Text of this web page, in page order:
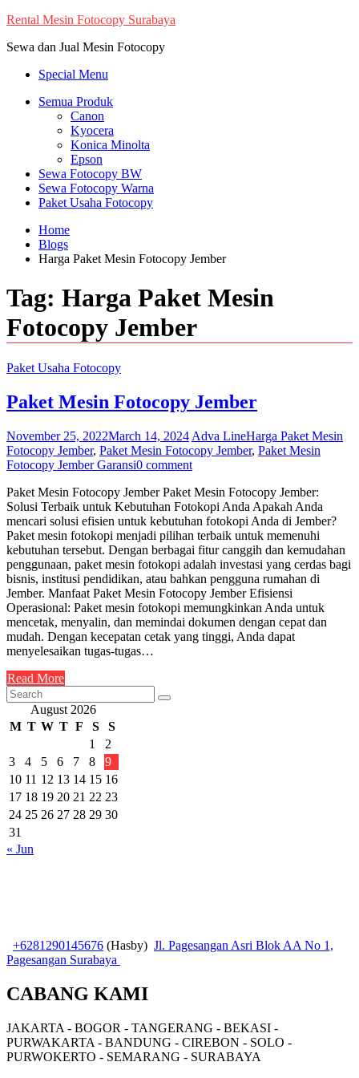
Skip
content
Rental Mesin Fotocopy Surabaya
Sewa dan Jual Mesin Fotocopy
Special Menu
Semua Produk
Canon
Kyocera
Konica Minolta
Epson
Sewa Fotocopy BW
Sewa Fotocopy Warna
Paket Usaha Fotocopy
Home
Blogs
Harga Paket Mesin Fotocopy Jember
Tag: Harga Paket Mesin
Fotocopy Jember
Paket Usaha Fotocopy
Paket Mesin Fotocopy Jember
November 25, 2022March 14, 2024 Adva LineHarga Paket Mesin
Fotocopy Jember, Paket Mesin Fotocopy Jember, Paket Mesin
Fotocopy Jember Garansi0 comment
Paket Mesin Fotocopy Jember Paket Mesin Fotocopy Jember:
Solusi Terbaik untuk Kebutuhan Fotokopi Anda Apakah Anda
mencari solusi efisien untuk kebutuhan fotokopi Anda di Jember?
Paket mesin fotokopi menjadi pilihan terbaik untuk memenuhi
kebutuhan tersebut. Dengan berbagai fitur canggih dan kemudahan
penggunaan, paket mesin fotokopi adalah investasi yang cerdas bagi
bisnis, institusi pendidikan, atau bahkan pengguna rumahan di
Jember. Manfaat Paket Mesin Fotocopy Jember Efisiensi
Operasional: Paket mesin fotokopi memungkinkan Anda untuk
mencetak, menyalin, dan memindai dokumen dengan cepat dan
mudah. Dengan kecepatan cetak yang tinggi, Anda dapat
menyelesaikan tugas-tugas…
Read More
August 2026
M T W T F S
S
1
2
3
4 5 6 7 8
9
10 11 12 13 14 15 16
17 18 19 20 21 22 23
24 25 26 27 28 29 30
31
« Jun
+6281290145676 (Hasby) Jl. Pagesangan Asri Blok AA No 1,
Pagesangan Surabaya
CABANG KAMI
JAKARTA - BOGOR - TANGERANG - BEKASI -
PURWAKARTA - BANDUNG - CIREBON - SOLO -
PURWOKERTO - SEMARANG - SURABAYA